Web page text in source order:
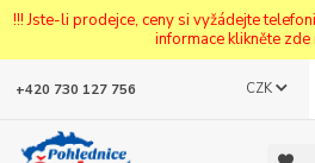
!!! Jste-li prodejce, ceny si vyžádejte
informace klikněte zde
CZK
+420 730 127 756